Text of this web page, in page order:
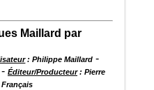
Maillard par
: Philippe Maillard -
- Éditeur/Producteur: Pierre
Français